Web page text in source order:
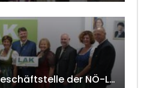
Eröffnung der Geschäftstelle der NÖ-Landarbeiterkammer in Mistelbach w4tv174